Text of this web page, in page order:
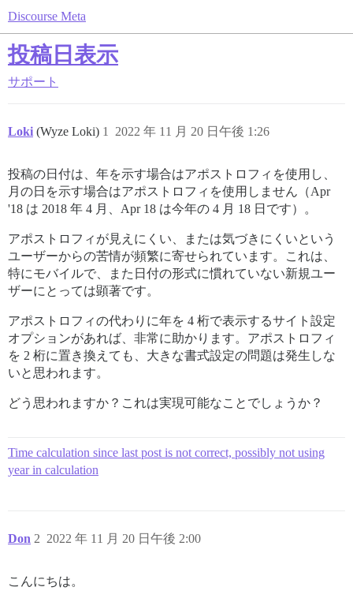
Discourse Meta
投稿日表示
サポート
Loki (Wyze Loki) 2022 年 11 月 20 日午後 1:26
1
投稿の日付は、年を示す場合はアポストロフィを使用し、
月の日を示す場合はアポストロフィを使用しません（Apr
'18 は 2018 年 4 月、Apr 18 は今年の 4 月 18 日です）。
アポストロフィが見えにくい、または気づきにくいという
ユーザーからの苦情が頻繁に寄せられています。これは、
特にモバイルで、また日付の形式に慣れていない新規ユー
ザーにとっては顕著です。
アポストロフィの代わりに年を 4 桁で表示するサイト設定
オプションがあれば、非常に助かります。アポストロフィ
を 2 桁に置き換えても、大きな書式設定の問題は発生しな
いと思われます。
どう思われますか？これは実現可能なことでしょうか？
Time calculation since last post is not correct, possibly not using
year in calculation
Don 2022 年 11 月 20 日午後 2:00
2
こんにちは。